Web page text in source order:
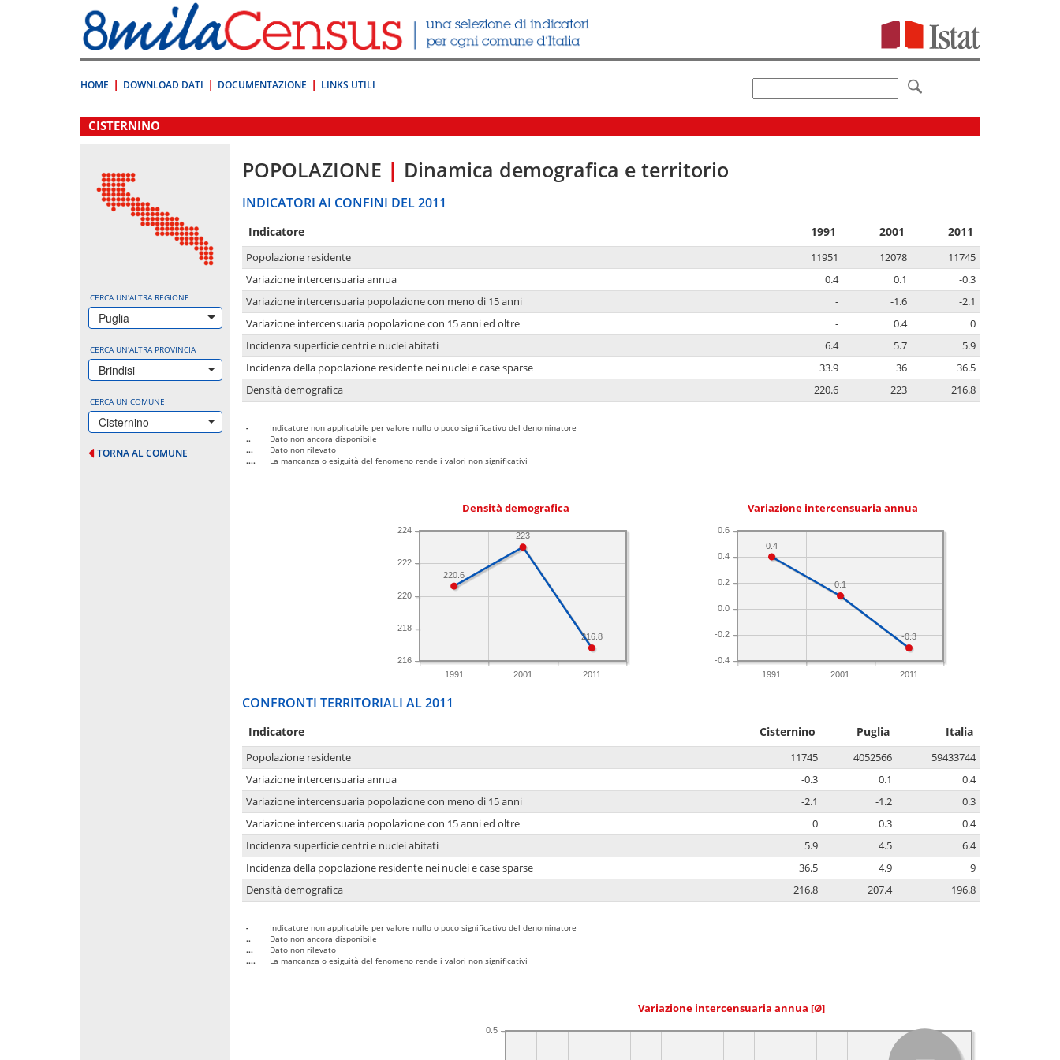
direttamente
a:
Contenuto
HOME DOWNLOAD DATI DOCUMENTAZIONE LINKS UTILI
.
CISTERNINO
CERCA UN'ALTRA REGIONE
Puglia
CERCA UN'ALTRA PROVINCIA
Brindisi
CERCA UN COMUNE
Cisternino
TORNA AL COMUNE
POPOLAZIONE | Dinamica demografica e territorio
INDICATORI AI CONFINI DEL 2011
Indicatore 1991 2001 2011
Popolazione residente 11951 12078
11745
Variazione intercensuaria annua
0.4 0.1
-0.3
Variazione intercensuaria popolazione con meno di 15 anni
- -1.6
-2.1
Variazione intercensuaria popolazione con 15 anni ed oltre
- 0.4
0
Incidenza superficie centri e nuclei abitati
6.4 5.7
5.9
Incidenza della popolazione residente nei nuclei e case sparse
33.9 36
36.5
Densità demografica
220.6 223 216.8
-
Indicatore non applicabile per valore nullo o poco significativo del denominatore
..
Dato non ancora disponibile
...
Dato non rilevato
....
La mancanza o esiguità del fenomeno rende i valori non significativi
Densità demografica
1991 2001 2011
216
218
220
222
224
216.8
223
220.6
Variazione intercensuaria annua
1991 2001 2011
-0.4
-0.2
0.0
0.2
0.4
0.6
-0.3
0.1
0.4
CONFRONTI TERRITORIALI AL 2011
Indicatore Cisternino Puglia Italia
Popolazione residente 11745 4052566
59433744
Variazione intercensuaria annua
-0.3 0.1
0.4
Variazione intercensuaria popolazione con meno di 15 anni
-2.1 -1.2
0.3
Variazione intercensuaria popolazione con 15 anni ed oltre
0 0.3
0.4
Incidenza superficie centri e nuclei abitati
5.9 4.5
6.4
Incidenza della popolazione residente nei nuclei e case sparse
36.5 4.9
9
Densità demografica
216.8 207.4 196.8
-
Indicatore non applicabile per valore nullo o poco significativo del denominatore
..
Dato non ancora disponibile
...
Dato non rilevato
....
La mancanza o esiguità del fenomeno rende i valori non significativi
Variazione intercensuaria annua [Ø]
0.5